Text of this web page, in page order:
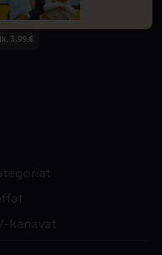
3,99 €
kanavat